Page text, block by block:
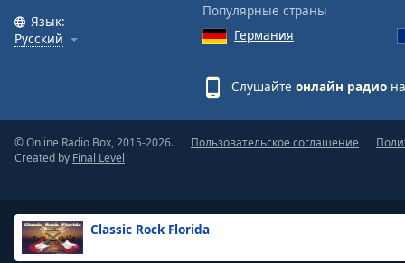
Opacity
Area
Background
Classic Rock Florida
Язык:
Русский
Популярные страны
Германия
Слушайте онлайн радио
© Online Radio Box, 2015-2026.
Created by Final Level
Пользовательское соглашение